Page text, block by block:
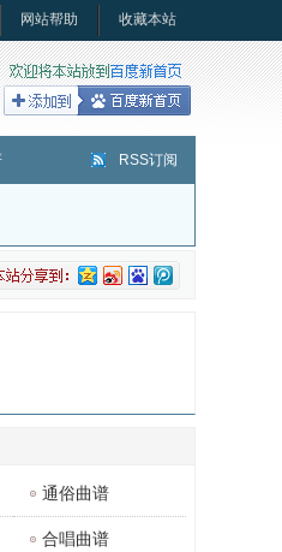
网站帮助 收藏本站
RSS订阅
通俗曲谱
合唱曲谱